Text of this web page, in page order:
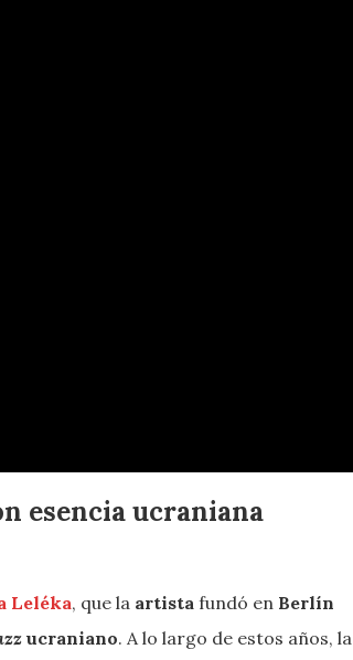
esencia ucraniana
Leléka, que la artista fundó en Berlín
ucraniano. A lo largo de estos años, la